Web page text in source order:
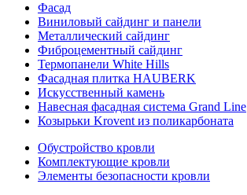
Фасад
Виниловый сайдинг и панели
Металлический сайдинг
Фиброцементный сайдинг
Термопанели White Hills
Фасадная плитка HAUBERK
Искусственный камень
Навесная фасадная система Grand Line
Козырьки Krovent из поликарбоната
Обустройство кровли
Комплектующие кровли
Элементы безопасности кровли